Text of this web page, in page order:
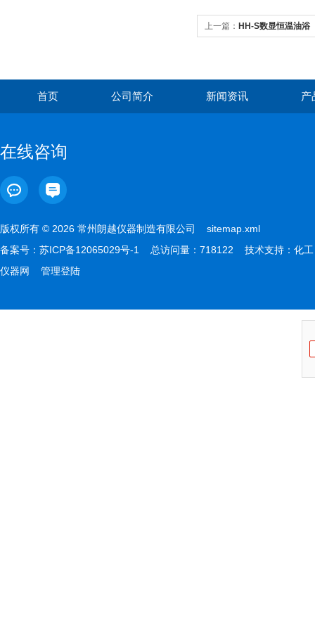
上一篇： HH-S数显恒温油浴
首页 公司简介 新闻资讯 产
在线咨询
版权所有 © 2026 常州朗越仪器制造有限公司 sitemap.xml
备案号： 苏ICP备12065029号-1 总访问量：718122 技术支持： 化工
仪器网
管理登陆